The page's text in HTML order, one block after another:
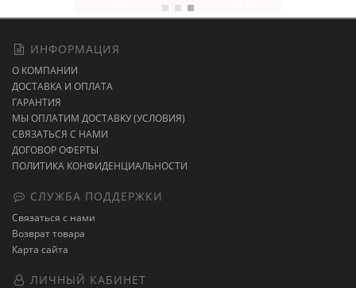
ИНФОРМАЦИЯ
О КОМПАНИИ
ДОСТАВКА И ОПЛАТА
ГАРАНТИЯ
МЫ ОПЛАТИМ ДОСТАВКУ (УСЛОВИЯ)
СВЯЗАТЬСЯ С НАМИ
ДОГОВОР ОФЕРТЫ
ПОЛИТИКА КОНФИДЕНЦИАЛЬНОСТИ
СЛУЖБА ПОДДЕРЖКИ
Связаться с нами
Возврат товара
Карта сайта
ЛИЧНЫЙ КАБИНЕТ